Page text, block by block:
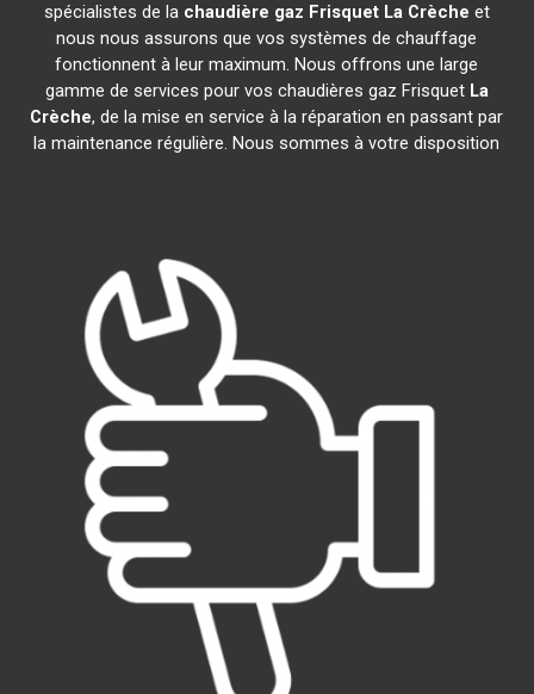
spécialistes de la chaudière gaz Frisquet La Crèche et
nous nous assurons que vos systèmes de chauffage
fonctionnent à leur maximum. Nous offrons une large
gamme de services pour vos chaudières gaz Frisquet La
Crèche, de la mise en service à la réparation en passant par
la maintenance régulière. Nous sommes à votre disposition